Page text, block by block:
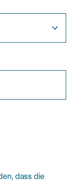
dass die